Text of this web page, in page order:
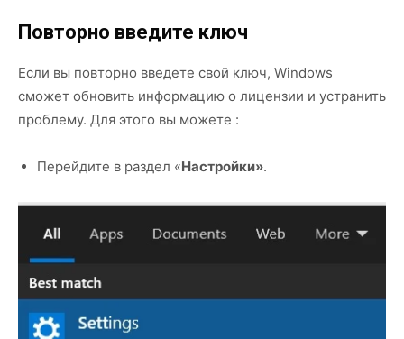
Повторно введите ключ
Если вы повторно введете свой ключ, Windows
сможет обновить информацию о лицензии и устранить
проблему. Для этого вы можете :
Перейдите в раздел «Настройки».